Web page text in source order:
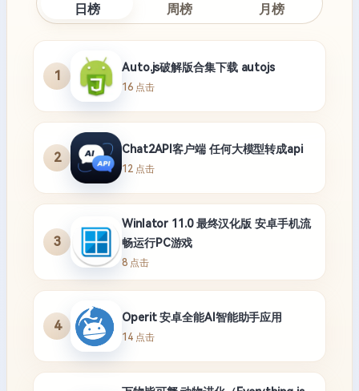
日榜 周榜 月榜
1
Auto.js破解版合集下载 autojs
16 点击
2
Chat2API客户端 任何大模型转成api
12 点击
3
Winlator 11.0 最终汉化版 安卓手机流
畅运行PC游戏
8 点击
4
Operit 安卓全能AI智能助手应用
14 点击